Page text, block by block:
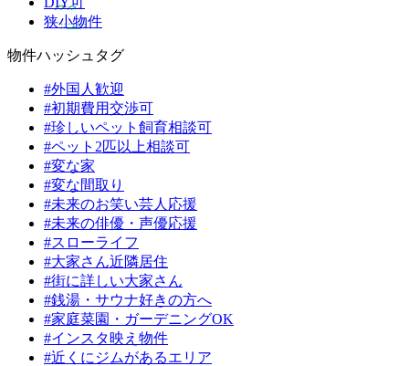
狭小物件
物件ハッシュタグ
#外国人歓迎
#初期費用交渉可
#珍しいペット飼育相談可
#ペット2匹以上相談可
#変な家
#変な間取り
#未来のお笑い芸人応援
#未来の俳優・声優応援
#スローライフ
#大家さん近隣居住
#街に詳しい大家さん
#銭湯・サウナ好きの方へ
#家庭菜園・ガーデニングOK
#インスタ映え物件
#近くにジムがあるエリア